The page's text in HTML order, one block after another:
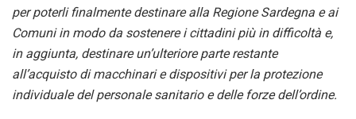
per poterli finalmente destinare alla Regione Sardegna e ai
Comuni in modo da sostenere i cittadini più in difficoltà e,
in aggiunta, destinare un’ulteriore parte restante
all’acquisto di macchinari e dispositivi per la protezione
individuale del personale sanitario edelle forze dell’ordine.